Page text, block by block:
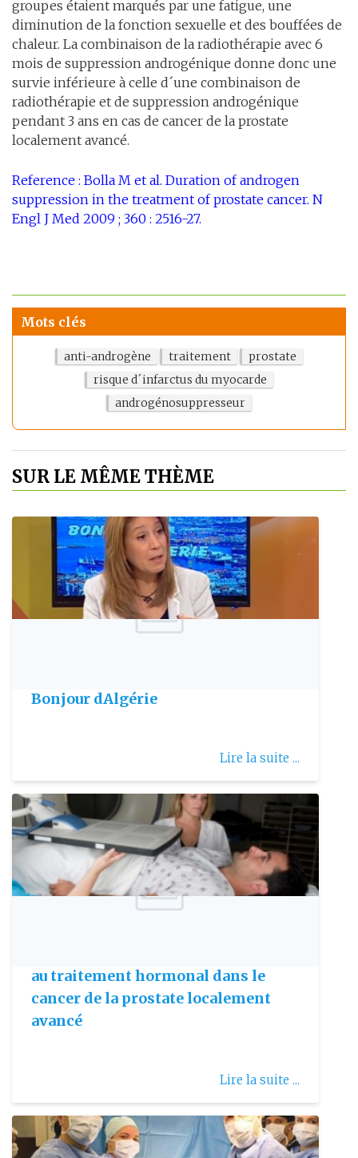
groupes étaient marqués par une fatigue, une
diminution de la fonction sexuelle et des bouffées de
chaleur. La combinaison de la radiothérapie avec 6
mois de suppression androgénique donne donc une
survie inférieure à celle d´une combinaison de
radiothérapie et de suppression androgénique
pendant 3 ans en cas de cancer de la prostate
localement avancé.
Reference : Bolla M et al. Duration of androgen
suppression in the treatment of prostate cancer. N
Engl J Med 2009 ; 360 : 2516-27.
Mots clés
anti-androgène traitement
prostate
risque d´infarctus du myocarde
androgénosuppresseur
SUR LE MÊME THÈME
Bonjour dAlgérie
Lire la suite ...
au traitement hormonal dans le
cancer de la prostate localement
avancé
Lire la suite ...